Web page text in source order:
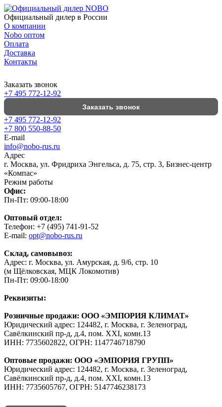
Официальный дилер в России
О компании
Nobo оптом
Оплата
Доставка
Контакты
Заказать звонок
+7 495 772-12-92
Заказать звонок
+7 495 772-12-92
+7 800 550-88-50
E-mail
info@nobo-rus.ru
Адрес
г. Москва, ул. Фридриха Энгельса, д. 75, стр. 3, Бизнес-центр
«Компас»
Режим работы
Офис:
Пн-Пт: 09:00-18:00
Оптовый отдел:
Телефон: +7 (495) 741-91-52
E-mail: opt@nobo-rus.ru
Склад, самовывоз:
Адрес: г. Москва, ул. Амурская, д. 9/6, стр. 10
(м Щёлковская, МЦК Локомотив)
Пн-Пт: 09:00-18:00
Реквизиты:
Розничные продажи: ООО «ЭМПОРИЯ КЛИМАТ»
Юридический адрес: 124482, г. Москва, г. Зеленоград,
Савёлкинский пр-д, д.4, пом. XXI, комн.13
ИНН: 7735602822, ОГРН: 1147746718790
Оптовые продажи: ООО «ЭМПОРИЯ ГРУПП»
Юридический адрес: 124482, г. Москва, г. Зеленоград,
Савёлкинский пр-д, д.4, пом. XXI, комн.13
ИНН: 7735605767, ОГРН: 5147746238173